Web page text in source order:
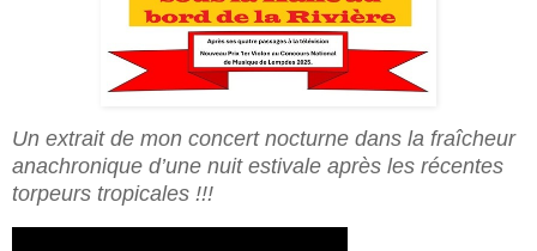
Un extrait de mon concert nocturne dans la fraîcheur
anachronique d’une nuit estivale après les récentes
torpeurs tropicales !!!